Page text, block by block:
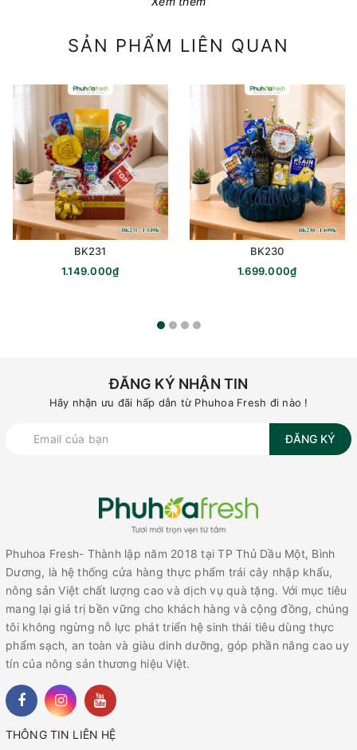
SẢN PHẨM LIÊN QUAN
BK231
1.149.000₫
BK230
1.699.000₫
ĐĂNG KÝ NHẬN TIN
Hãy nhận ưu đãi hấp dẫn từ Phuhoa Fresh đi nào !
ĐĂNG KÝ
Phuhoa Fresh- Thành lập năm 2018 tại TP Thủ Dầu Một, Bình
Dương, là hệ thống cửa hàng thực phẩm trái cây nhập khẩu,
nông sản Việt chất lượng cao và dịch vụ quà tặng. Với mục tiêu
mang lại giá trị bền vững cho khách hàng và cộng đồng, chúng
tôi không ngừng nỗ lực phát triển hệ sinh thái tiêu dùng thực
phẩm sạch, an toàn và giàu dinh dưỡng, góp phần nâng cao uy
tín của nông sản thương hiệu Việt.
THÔNG TIN LIÊN HỆ